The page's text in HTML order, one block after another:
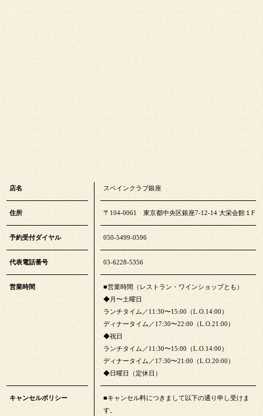
店名 スペインクラブ銀座
住所 〒104-0061 東京都中央区銀座7-12-14 大栄会館１F
予約受付ダイヤル 050-5499-0596
代表電話番号 03-6228-5356
営業時間
■営業時間（レストラン・ワインショップとも）
◆月〜土曜日
ランチタイム／11:30〜15:00（L.O.14:00）
ディナータイム／17:30〜22:00（L.O.21:00）
◆祝日
ランチタイム／11:30〜15:00（L.O.14:00）
ディナータイム／17:30〜21:00（L.O.20:00）
◆日曜日（定休日）
キャンセルポリシー
■キャンセル料につきまして以下の通り申し受けま
す。